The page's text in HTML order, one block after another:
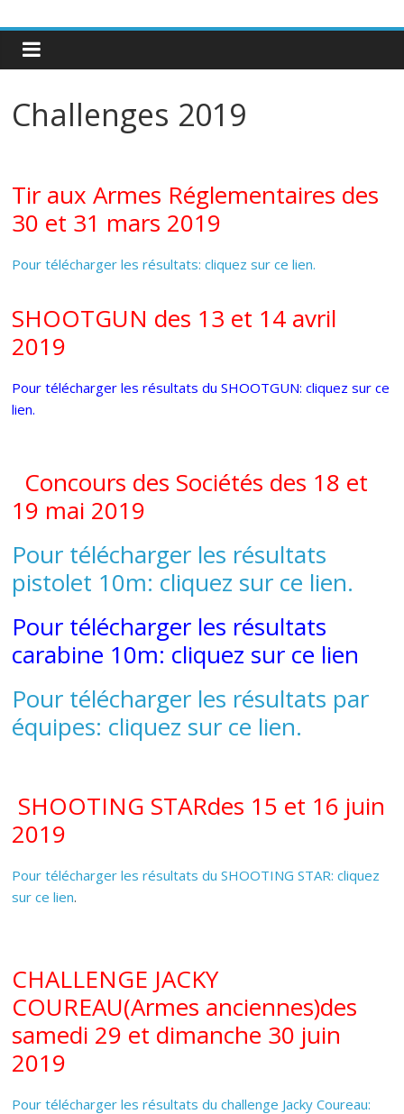
Challenges 2019
Tir aux Armes Réglementaires des
30 et 31 mars 2019
Pour télécharger les résultats: cliquez sur ce lien.
SHOOTGUN des 13 et 14 avril
2019
Pour télécharger les résultats du SHOOTGUN: cliquez sur ce
lien.
Concours des Sociétés des 18 et
19 mai 2019
Pour télécharger les résultats
pistolet 10m: cliquez sur ce lien.
Pour télécharger les résultats
carabine 10m: cliquez sur ce lien
Pour télécharger les résultats par
équipes: cliquez sur ce lien.
SHOOTING STARdes 15 et 16 juin
2019
Pour télécharger les résultats du SHOOTING STAR: cliquez
sur ce lien.
CHALLENGE JACKY
COUREAU(Armes anciennes)des
samedi 29 et dimanche 30 juin
2019
Pour télécharger les résultats du challenge Jacky Coureau: